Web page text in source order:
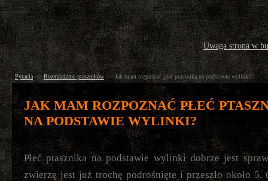
Uwaga strona w
Pytania>> Rozmnażanie ptaszników>> Jak mam rozpoznać płeć ptasznika na podstawie wylinki?
JAK MAM ROZPOZNAĆ PŁEĆ
NA PODSTAWIE WYLINKI?
Płeć ptasznika na podstawie wylinki dobrze jest
zwierzę jest już trochę podrośnięte i przeszło około 5,